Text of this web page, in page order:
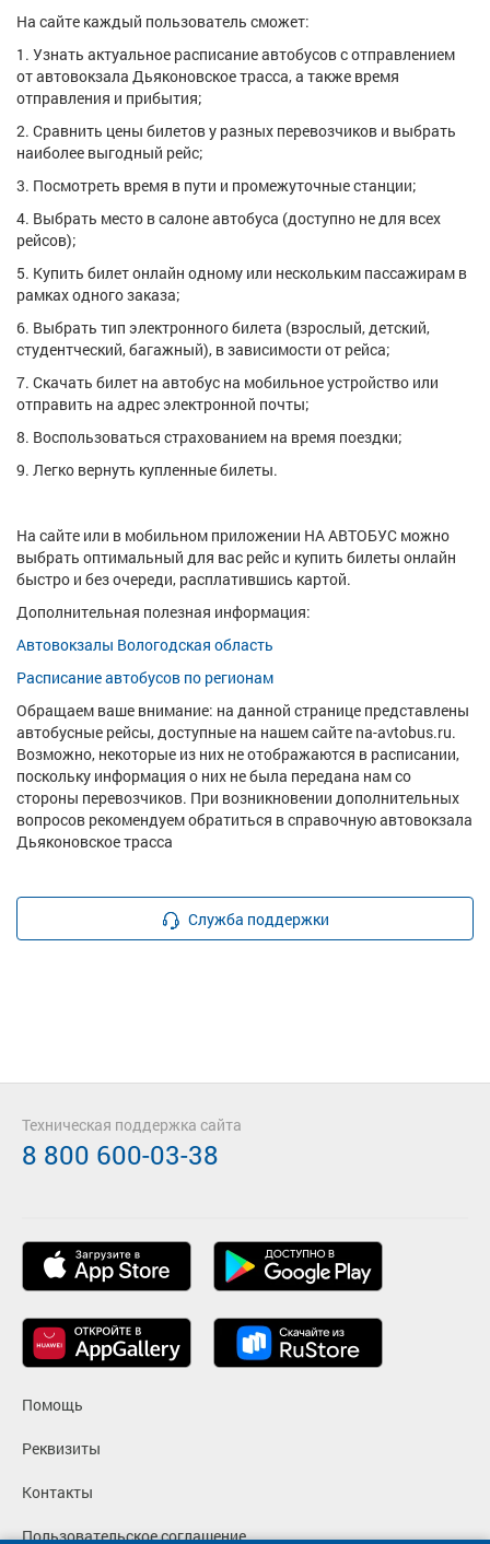
На сайте каждый пользователь сможет:
1. Узнать актуальное расписание автобусов с отправлением
от автовокзала Дьяконовское трасса, а также время
отправления и прибытия;
2. Сравнить цены билетов у разных перевозчиков и выбрать
наиболее выгодный рейс;
3. Посмотреть время в пути и промежуточные станции;
4. Выбрать место в салоне автобуса (доступно не для всех
рейсов);
5. Купить билет онлайн одному или нескольким пассажирам в
рамках одного заказа;
6. Выбрать тип электронного билета (взрослый, детский,
студентческий, багажный), в зависимости от рейса;
7. Скачать билет на автобус на мобильное устройство или
отправить на адрес электронной почты;
8. Воспользоваться страхованием на время поездки;
9. Легко вернуть купленные билеты.
На сайте или в мобильном приложении НА АВТОБУС можно
выбрать оптимальный для вас рейс и купить билеты онлайн
быстро и без очереди, расплатившись картой.
Дополнительная полезная информация:
Автовокзалы Вологодская область
Расписание автобусов по регионам
Обращаем ваше внимание: на данной странице представлены
автобусные рейсы, доступные на нашем сайте na-avtobus.ru.
Возможно, некоторые из них не отображаются в расписании,
поскольку информация о них не была передана нам со
стороны перевозчиков. При возникновении дополнительных
вопросов рекомендуем обратиться в справочную автовокзала
Дьяконовское трасса
Служба поддержки
Помощь
Реквизиты
Контакты
Пользовательское соглашение
Техническая поддержка сайта
8 800 600-03-38